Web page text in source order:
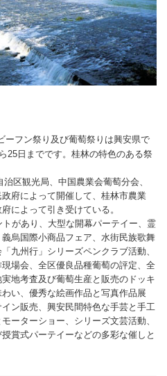
ーフン祭り及び葡萄祭りは興安県で
25日までです。桂林の特色のある祭
区観光局、中国農業会葡萄分会、
府によって開催して、桂林市農業
によって引き受けている。
があり、大型な開幕パーテイー、霊
烏国際小商品フェア、水街民族歌舞
九州行」 シリーズペンクラブ活動、
場会、全区優良品種葡萄の評定、全
地考査及び葡萄生産と販売のドッキ
い、優秀な絵画作品と写真作品展
ン販売、興安民間特色な手芸と手工
ーターショー、シリーズ文芸活動、
賞式パーテイーなどの多彩な催しと